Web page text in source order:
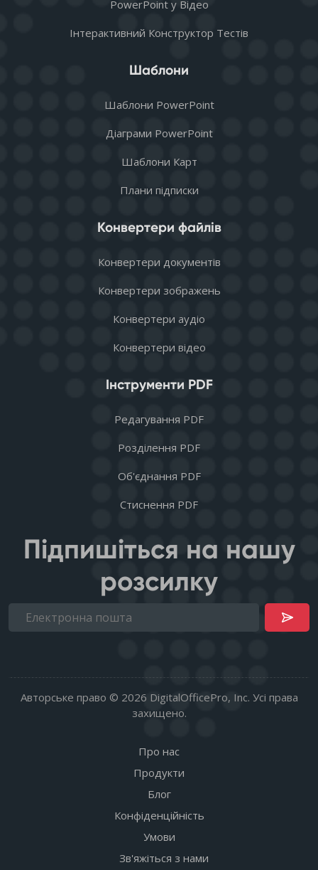
PowerPoint у Відео
Інтерактивний Конструктор Тестів
Шаблони
Шаблони PowerPoint
Діаграми PowerPoint
Шаблони Карт
Плани підписки
Конвертери файлів
Конвертери документів
Конвертери зображень
Конвертери аудіо
Конвертери відео
Інструменти PDF
Редагування PDF
Розділення PDF
Об'єднання PDF
Стиснення PDF
Підпишіться на нашу
розсилку
Авторське право © 2026 DigitalOfficePro, Inc. Усі права
захищено.
Про нас
Продукти
Блог
Конфіденційність
Умови
Зв'яжіться з нами